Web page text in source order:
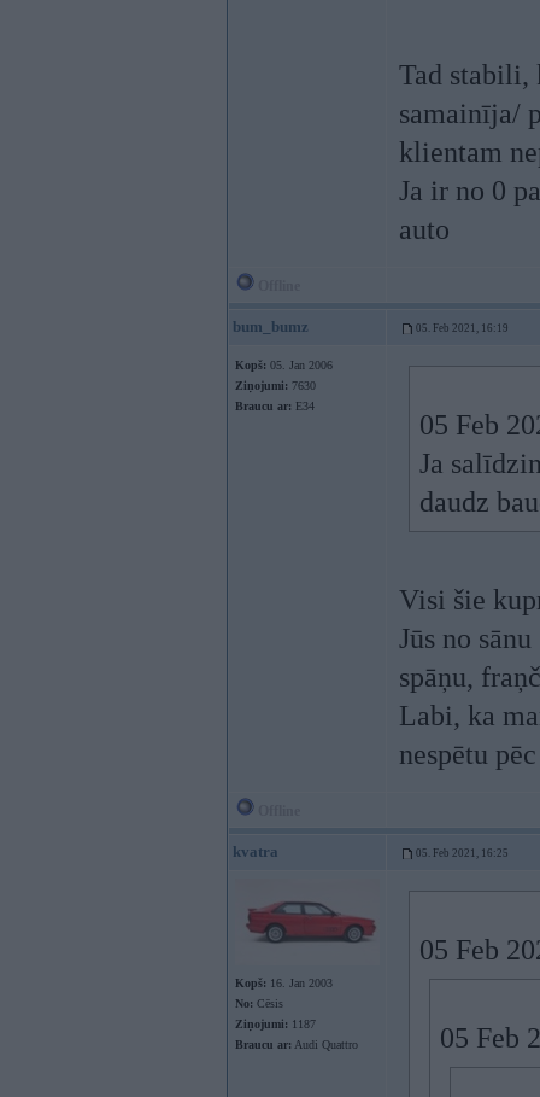
Tad stabili,
samainīja/
klientam
Ja ir no 0
auto
bum_bumz 05. Feb 2021, 16:19
Kopš: 05. Jan 2006
Ziņojumi: 7630
Braucu ar: E34
05 Feb
Ja
daudz
Visi šie
Jūs no
spāņu,
Labi, ka
nespētu
kvatra 05. Feb 2021, 16:25
Kopš: 16. Jan 2003
No: Cēsis
Ziņojumi: 1187
Braucu ar: Audi Quattro
05 Feb
05 Feb